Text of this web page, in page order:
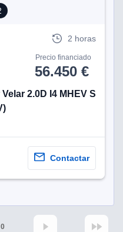
2 horas
Precio financiado
56.450 €
2.0D I4 MHEV S
Contactar
0